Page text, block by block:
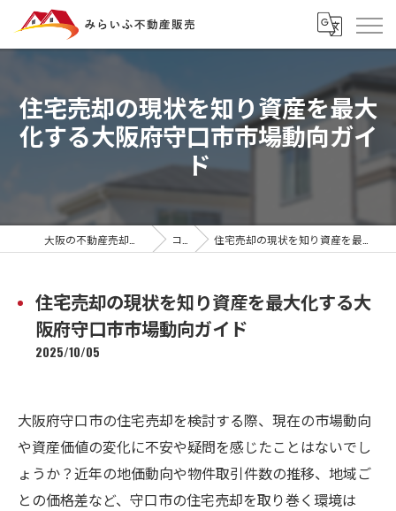
住宅売却の現状を知り資産を最大
化する大阪府守口市市場動向ガイ
ド
コラム 住宅売却の現状を知り資産を最大化する大阪府守口市市場動向ガイド
住宅売却の現状を知り資産を最大化する大
阪府守口市市場動向ガイド
2025/10/05
大阪府守口市の住宅売却を検討する際、現在の市場動向
や資産価値の変化に不安や疑問を感じたことはないでし
ょうか？近年の地価動向や物件取引件数の推移、地域ご
との価格差など、守口市の住宅売却を取り巻く環境は